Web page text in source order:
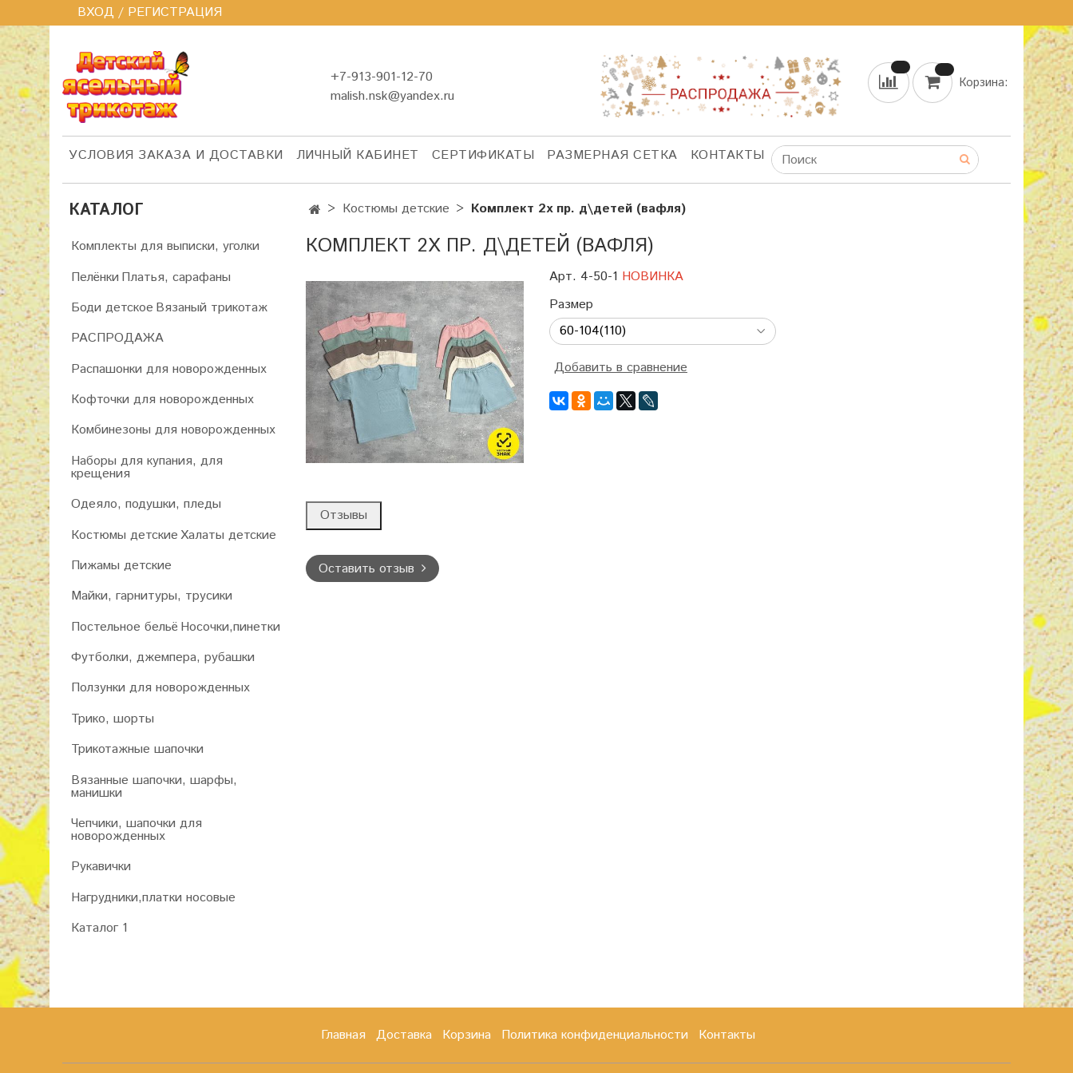
ВХОД / РЕГИСТРАЦИЯ
+7-913-901-12-70
malish.nsk@yandex.ru
Корзина:
УСЛОВИЯ ЗАКАЗА И ДОСТАВКИ ЛИЧНЫЙ КАБИНЕТ СЕРТИФИКАТЫ РАЗМЕРНАЯ СЕТКА КОНТАКТЫ
Костюмы детские Комплект 2х пр. д\детей (вафля)
КОМПЛЕКТ 2Х ПР. Д\ДЕТЕЙ (ВАФЛЯ)
Арт. 4-50-1 НОВИНКА
Размер
Добавить в сравнение
Отзывы
Оставить отзыв
КАТАЛОГ
Комплекты для выписки, уголки
Пелёнки Платья, сарафаны
Боди детское Вязаный трикотаж
РАСПРОДАЖА
Распашонки для новорожденных
Кофточки для новорожденных
Комбинезоны для новорожденных
Наборы для купания, для
крещения
Одеяло, подушки, пледы
Костюмы детские Халаты детские
Пижамы детские
Майки, гарнитуры, трусики
Постельное бельё Носочки,пинетки
Футболки, джемпера, рубашки
Ползунки для новорожденных
Трико, шорты
Трикотажные шапочки
Вязанные шапочки, шарфы,
манишки
Чепчики, шапочки для
новорожденных
Рукавички
Нагрудники,платки носовые
Каталог 1
Главная Доставка Корзина Политика конфиденциальности Контакты